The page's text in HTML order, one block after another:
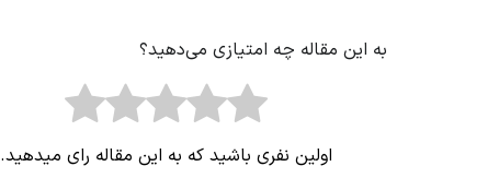
به این مقاله چه امتیازی می‌دهید؟
اولین نفری باشید که به این مقاله رای میدهید.